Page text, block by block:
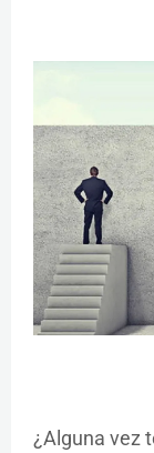
¿Alguna vez